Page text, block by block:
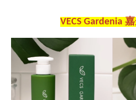
VECS Gardenia